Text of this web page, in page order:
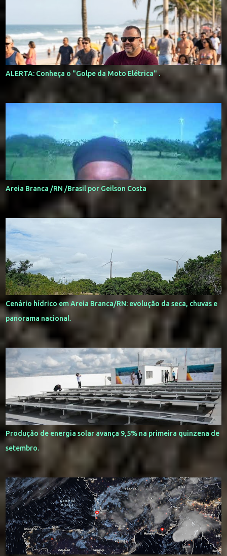
ALERTA: Conheça o "Golpe da Moto Elétrica" .
Areia Branca /RN /Brasil por Geilson Costa
Cenário hídrico em Areia Branca/RN: evolução da seca, chuvas e
panorama nacional.
Produção de energia solar avança 9,5% na primeira quinzena de
setembro.